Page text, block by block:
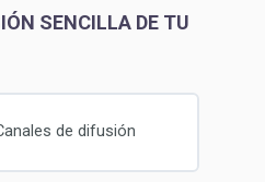
SENCILLA DE TU
de difusión